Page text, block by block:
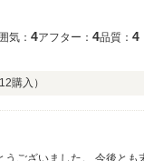
気： 4アフター： 4品質： 4
購入）
ございました。 今後とも